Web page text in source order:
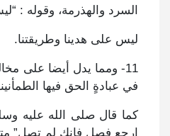
السرد والهذرمة، وقوله :
ليس على هدينا وطريقتنا.
11- ومما يدل أيضا على
في عبادةٍ الحق فيها
كما قال صلى الله عليه
ارجع فصل فإنك لم تصل”